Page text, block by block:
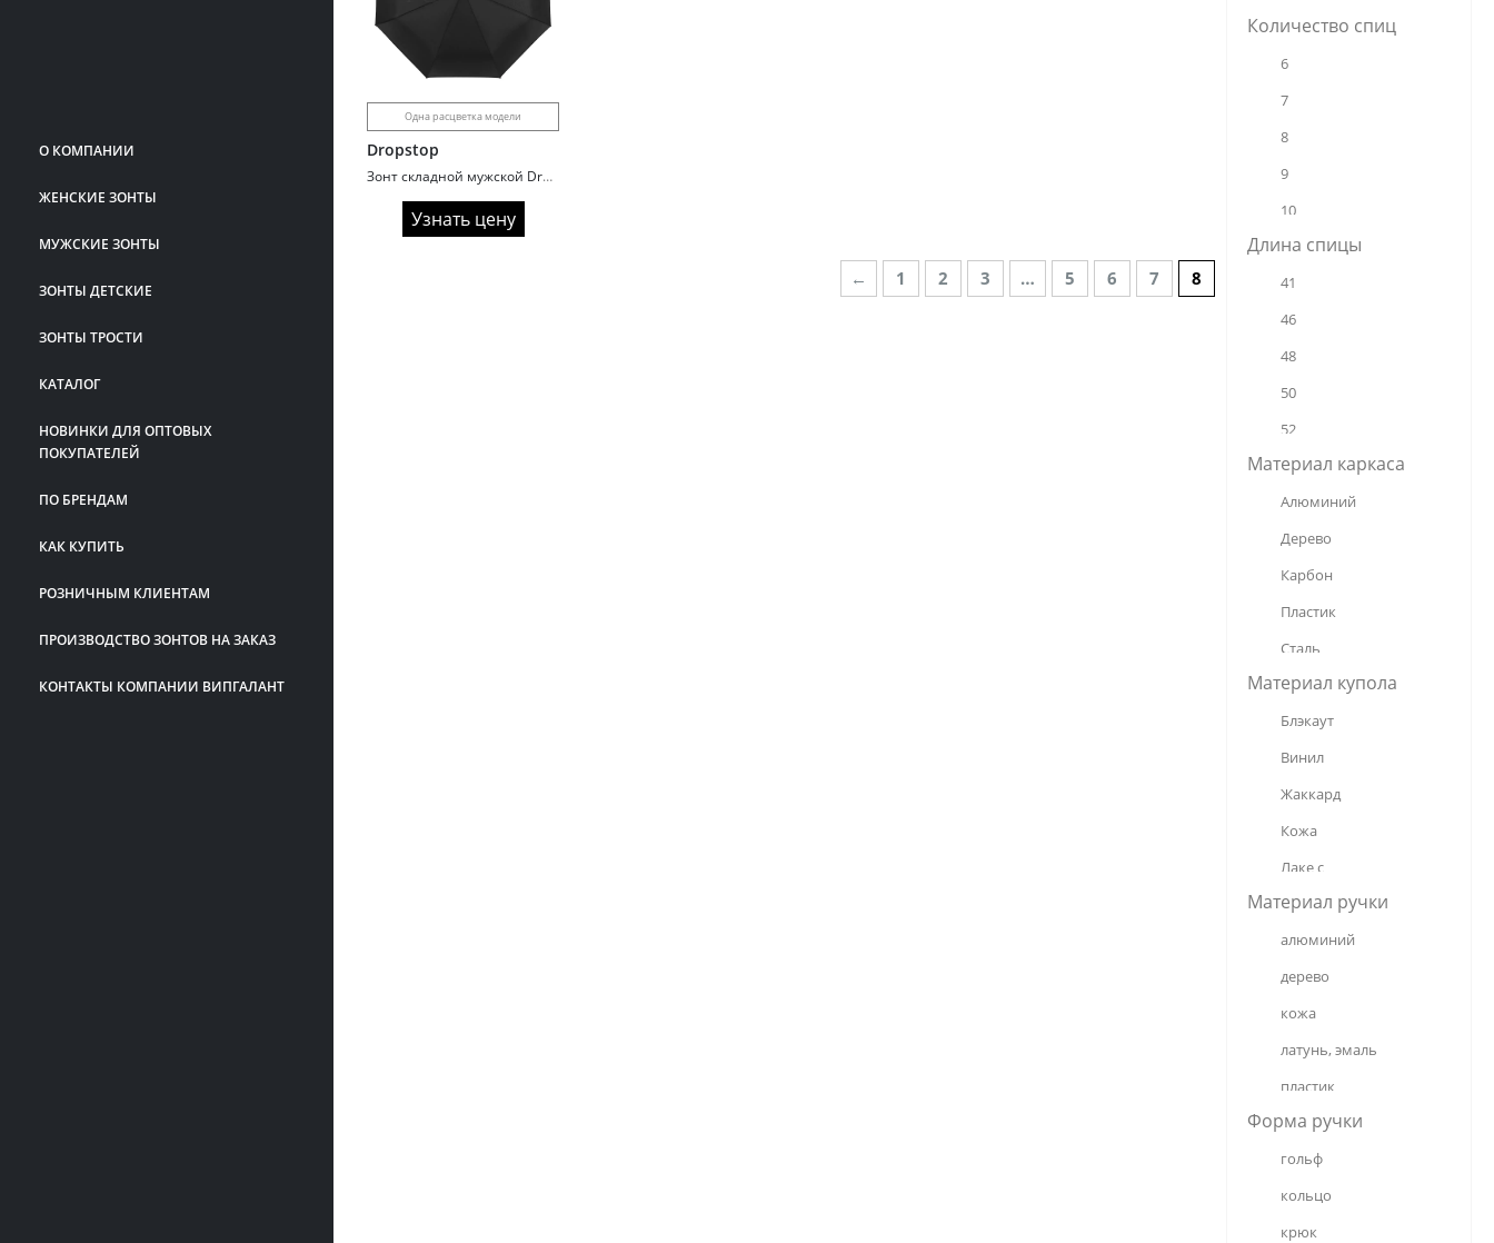
О КОМПАНИИ
ЖЕНСКИЕ ЗОНТЫ
МУЖСКИЕ ЗОНТЫ
ЗОНТЫ ДЕТСКИЕ
ЗОНТЫ ТРОСТИ
КАТАЛОГ
НОВИНКИ ДЛЯ ОПТОВЫХ
ПОКУПАТЕЛЕЙ
ПО БРЕНДАМ
КАК КУПИТЬ
РОЗНИЧНЫМ КЛИЕНТАМ
ПРОИЗВОДСТВО ЗОНТОВ НА ЗАКАЗ
КОНТАКТЫ КОМПАНИИ ВИПГАЛАНТ
Одна расцветка модели
Dropstop
Зонт складной мужской Dropstop 330 ручка крюк
Узнать цену
← 1 2 3 … 5 6 7 8
Количество спиц
6
7
8
9
10
12
14
16
24
Длина спицы
41
46
48
50
52
53
54
55
56
58
60
65
68
70
75
Материал каркаса
Алюминий
Дерево
Карбон
Пластик
Сталь
Стеклопластик
Фибергласс
Материал купола
Блэкаут
Винил
Жаккард
Кожа
Лаке с
пропиткой
Мако-сатин
Нейлон
Пластифицированный
ПВХ
Поливинил
Полиэстер
Полиэстер спандекс
Сатин
Сатин+Полиэстер
Материал ручки
алюминий
дерево
кожа
латунь, эмаль
пластик
пластик+каучук (soft-
Форма ручки
гольф
кольцо
крюк